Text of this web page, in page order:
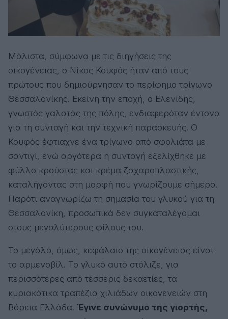
Μάλιστα, σύμφωνα με τις διηγήσεις της
οικογένειας, ο Νίκος Κουφός ήταν από τους
πρώτους που δημιούργησαν το περίφημο τρίγωνο
Θεσσαλονίκης. Εκείνη την εποχή, ο Ελενίδης,
γνωστός γαλατάς της πόλης, ενδιαφερόταν έντονα
για τη συνταγή και την τεχνική παρασκευής. Ο
Κουφός έφτιαχνε ένα τρίγωνο από σφολιάτα με
σαντιγί, ενώ αργότερα η συνταγή εξελίχθηκε με
φύλλο κρούστας και κρέμα ζαχαροπλαστικής,
καταλήγοντας στη μορφή που γνωρίζουμε σήμερα.
Παρότι αναγνωρίζω τη σημασία του γλυκού για τη
Θεσσαλονίκη, προσωπικά δεν συγκαταλέγομαι
στους μεγαλύτερους φίλους του.
Το μεγάλο, όμως, κεφάλαιο της οικογένειας είναι
το αρμενοβίλ. Το γλυκό αυτό στόλιζε, για
περισσότερες από τέσσερις δεκαετίες, τα
κυριακάτικα τραπέζια χιλιάδων οικογενειών στη
Βόρεια Ελλάδα. Έγινε συνώνυμο της γιορτής,